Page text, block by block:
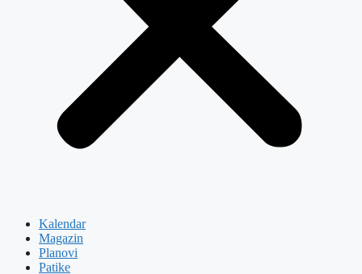
Kalendar
Magazin
Planovi
Patike